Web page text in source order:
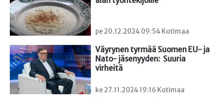
pe 20.12.2024 09:54 Kotimaa
Väyrynen tyrmää Suomen EU- ja
Nato- jäsenyyden:  Suuria
virheitä
ke 27.11.2024 19:16 Kotimaa